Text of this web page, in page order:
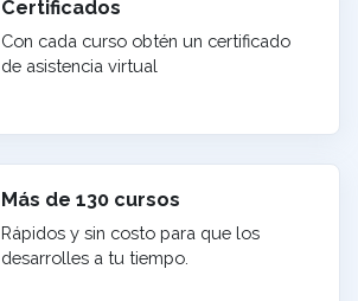
Certificados
Con cada curso obtén un certificado
de asistencia virtual
Más de 130 cursos
Rápidos y sin costo para que los
desarrolles a tu tiempo.